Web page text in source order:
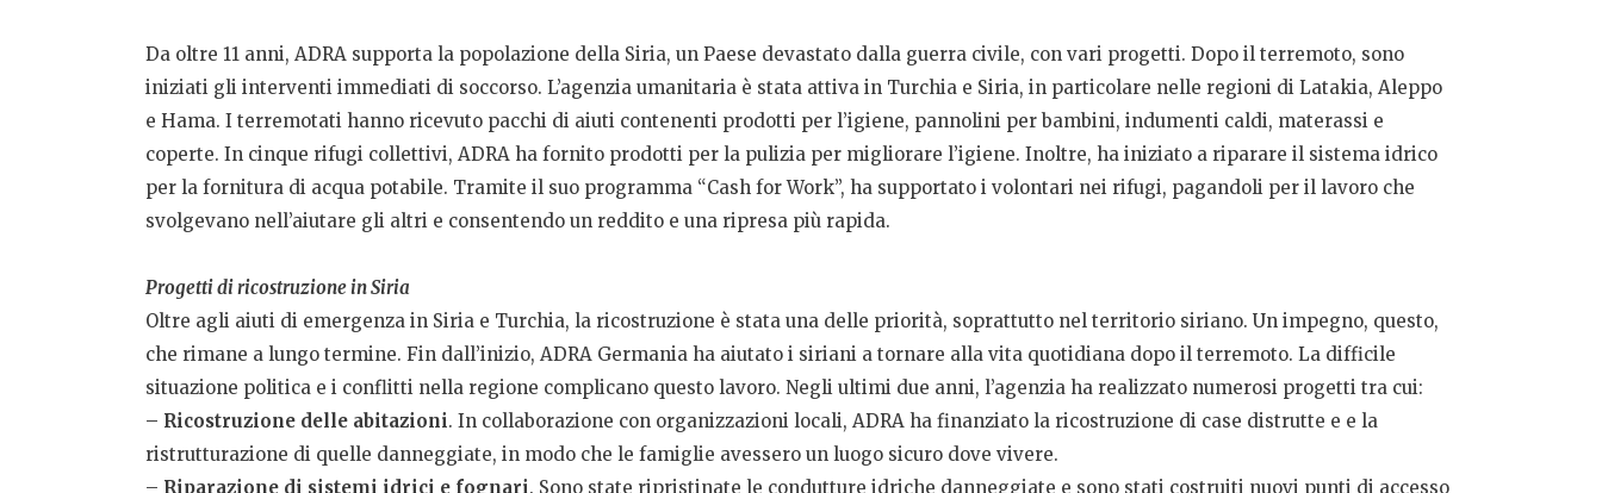
Da oltre 11 anni, ADRA supporta la popolazione della Siria, un Paese devastato dalla guerra civile, con vari progetti. Dopo il terremoto, sono
iniziati gli interventi immediati di soccorso. L’agenzia umanitaria è stata attiva in Turchia e Siria, in particolare nelle regioni di Latakia, Aleppo
e Hama. I terremotati hanno ricevuto pacchi di aiuti contenenti prodotti per l’igiene, pannolini per bambini, indumenti caldi, materassi e
coperte. In cinque rifugi collettivi, ADRA ha fornito prodotti per la pulizia per migliorare l’igiene. Inoltre, ha iniziato a riparare il sistema idrico
per la fornitura di acqua potabile. Tramite il suo programma “Cash for Work”, ha supportato i volontari nei rifugi, pagandoli per il lavoro che
svolgevano nell’aiutare gli altri e consentendo un reddito e una ripresa più rapida.
Progetti di ricostruzione in Siria
Oltre agli aiuti di emergenza in Siria e Turchia, la ricostruzione è stata una delle priorità, soprattutto nel territorio siriano. Un impegno, questo,
che rimane a lungo termine. Fin dall’inizio, ADRA Germania ha aiutato i siriani a tornare alla vita quotidiana dopo il terremoto. La difficile
situazione politica e i conflitti nella regione complicano questo lavoro. Negli ultimi due anni, l’agenzia ha realizzato numerosi progetti tra cui:
– Ricostruzione delle abitazioni. In collaborazione con organizzazioni locali, ADRA ha finanziato la ricostruzione di case distrutte e e la
ristrutturazione di quelle danneggiate, in modo che le famiglie avessero un luogo sicuro dove vivere.
– Riparazione di sistemi idrici e fognari. Sono state ripristinate le condutture idriche danneggiate e sono stati costruiti nuovi punti di accesso